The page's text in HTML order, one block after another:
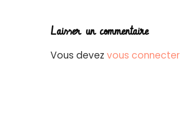
Laisser un commentaire
Vous devez vous connecter